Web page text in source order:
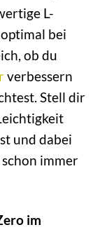
L-
bei
ob du
verbessern
Stell dir
und dabei
immer
im